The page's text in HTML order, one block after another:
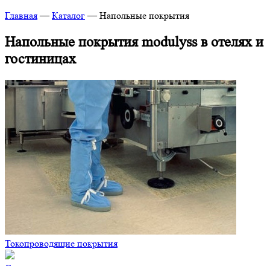
Главная — Каталог — Напольные покрытия
Напольные покрытия modulyss в отелях и
гостиницах
Токопроводящие покрытия